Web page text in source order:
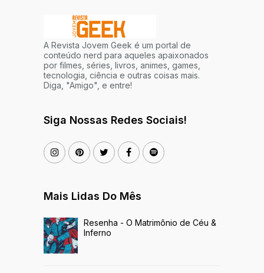
A Revista Jovem Geek é um portal de
conteúdo nerd para aqueles apaixonados
por filmes, séries, livros, animes, games,
tecnologia, ciência e outras coisas mais.
Diga, "Amigo", e entre!
Siga Nossas Redes Sociais!
Mais Lidas Do Mês
Resenha - O Matrimônio de Céu &
Inferno